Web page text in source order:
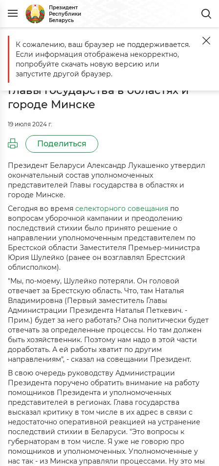
Президент
Республики
Беларусь
Главная События Утвержден окончательный состав
Утвержден окончательный состав
уполномоченных представителей
Главы государства в областях и
городе Минске
19 июля 2024 г.
Поделиться
Президент Беларуси Александр Лукашенко утвердил
окончательный состав уполномоченных
представителей Главы государства в областях и
городе Минске.
Сегодня во время селекторного совещания по
вопросам уборочной кампании и преодолению
последствий стихии было принято решение о
направлении уполномоченным представителем по
Брестской области Заместителя Премьер-министра
Юрия Шулейко (ранее он возглавлял Брестский
облисполком).
"Мы, по-моему, Шулейко потеряли. Он головой
отвечает за Брестскую область. Что, там Наталья
Владимировна (Первый заместитель Главы
Администрации Президента Наталья Петкевич. -
Прим.) будет за него работать? Она политически будет
отвечать за определенные процессы. Но там должен
быть хозяйственник. Поэтому нам надо в этой части
доработать. А ей работы хватит по другим
направлениям", - сказал на совещании Президент.
В свою очередь руководству Администрации
Президента поручено обратить внимание на работу
помощников Президента и уполномоченных
представителей в регионах. Глава государства
высказал критику в том числе в их адрес в связи с
недостаточно оперативной реакцией на устранение
последствий стихии в Беларуси. "Это вопросы к
губернаторам в том числе. Я уже не говорю про
помощников и уполномоченных. Уполномоченные у
нас так - из Минска управляли процессами. Ну это мы
К сожалению, ваш браузер не поддерживается.
Если информация отображена некорректно,
попробуйте скачать новую версию или
запустите другой браузер.